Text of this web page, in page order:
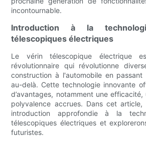
incontournable.
Introduction à la
télescopiques électriques
Le vérin télescopique électrique
révolutionnaire qui révolutionne
construction à l'automobile en
au-delà. Cette technologie innovante
d’avantages, notamment une
polyvalence accrues. Dans cet article,
introduction approfondie à la
télescopiques électriques et
futuristes.